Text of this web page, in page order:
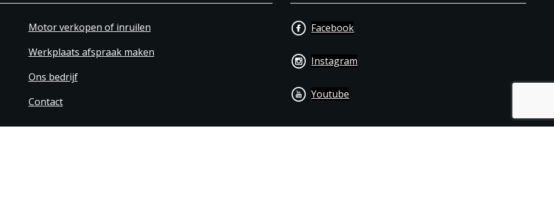
Motor verkopen of inruilen
Werkplaats afspraak maken
Ons bedrijf
Contact
Facebook
Instagram
Youtube